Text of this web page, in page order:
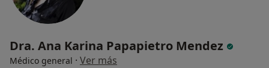
Dra. Ana Karina Papapietro Mendez
Médico general · Ver más